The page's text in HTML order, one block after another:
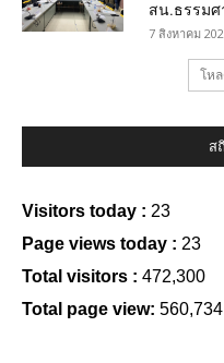
สน.ธรรมศ
7 สิงหาคม
โห
ส
Visitors today : 23
Page views today : 23
Total visitors : 472,300
Total page view: 560,734